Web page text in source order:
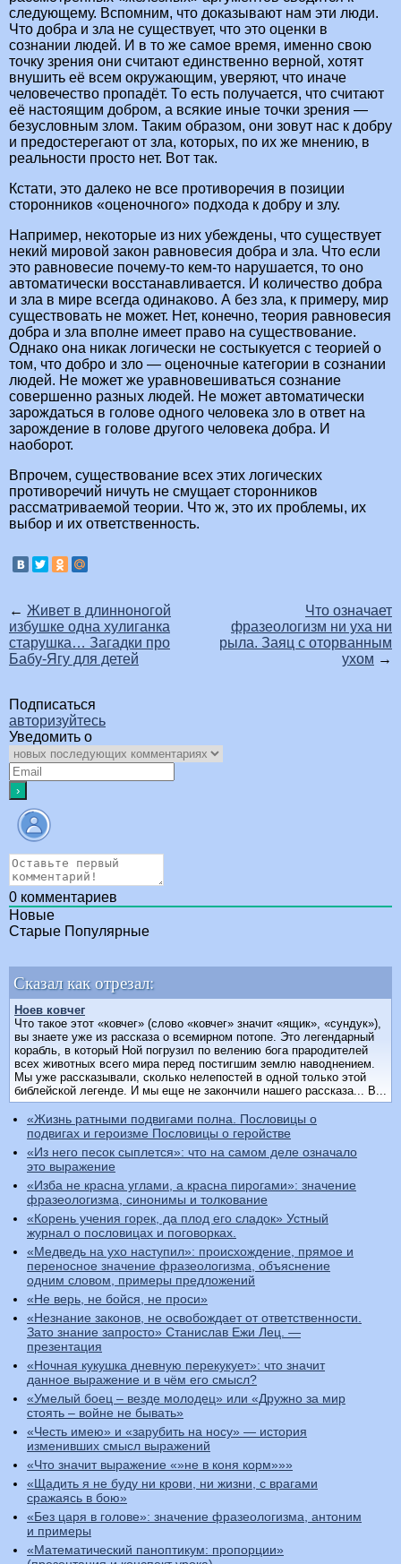
следующему. Вспомним, что доказывают нам эти люди.
Что добра и зла не существует, что это оценки в
сознании людей. И в то же самое время, именно свою
точку зрения они считают единственно верной, хотят
внушить её всем окружающим, уверяют, что иначе
человечество пропадёт. То есть получается, что считают
её настоящим добром, а всякие иные точки зрения —
безусловным злом. Таким образом, они зовут нас к добру
и предостерегают от зла, которых, по их же мнению, в
реальности просто нет. Вот так.
Кстати, это далеко не все противоречия в позиции
сторонников «оценочного» подхода к добру и злу.
Например, некоторые из них убеждены, что существует
некий мировой закон равновесия добра и зла. Что если
это равновесие почему-то кем-то нарушается, то оно
автоматически восстанавливается. И количество добра
и зла в мире всегда одинаково. А без зла, к примеру, мир
существовать не может. Нет, конечно, теория равновесия
добра и зла вполне имеет право на существование.
Однако она никак логически не состыкуется с теорией о
том, что добро и зло — оценочные категории в сознании
людей. Не может же уравновешиваться сознание
совершенно разных людей. Не может автоматически
зарождаться в голове одного человека зло в ответ на
зарождение в голове другого человека добра. И
наоборот.
Впрочем, существование всех этих логических
противоречий ничуть не смущает сторонников
рассматриваемой теории. Что ж, это их проблемы, их
выбор и их ответственность.
← Живет в длинноногой
избушке одна хулиганка
старушка… Загадки про
Бабу-Ягу для детей
Что означает
фразеологизм ни уха ни
рыла. Заяц с оторванным
ухом →
Подписаться
авторизуйтесь
Уведомить о
0 комментариев
Новые
Старые Популярные
Сказал как отрезал:
Ноев ковчег
Что такое этот «ковчег» (слово «ковчег» значит «ящик», «сундук»),
вы знаете уже из рассказа о всемирном потопе. Это легендарный
корабль, в который Ной погрузил по велению бога прародителей
всех животных всего мира перед постигшим землю наводнением.
Мы уже рассказывали, сколько нелепостей в одной только этой
библейской легенде. И мы еще не закончили нашего рассказа... В...
«Жизнь ратными подвигами полна. Пословицы о
подвигах и героизме Пословицы о геройстве
«Из него песок сыплется»: что на самом деле означало
это выражение
«Изба не красна углами, а красна пирогами»: значение
фразеологизма, синонимы и толкование
«Корень учения горек, да плод его сладок» Устный
журнал о пословицах и поговорках.
«Медведь на ухо наступил»: происхождение, прямое и
переносное значение фразеологизма, объяснение
одним словом, примеры предложений
«Не верь, не бойся, не проси»
«Незнание законов, не освобождает от ответственности.
Зато знание запросто» Станислав Ежи Лец. —
презентация
«Ночная кукушка дневную перекукует»: что значит
данное выражение и в чём его смысл?
«Умелый боец – везде молодец» или «Дружно за мир
стоять – войне не бывать»
«Честь имею» и «зарубить на носу» — история
изменивших смысл выражений
«Что значит выражение «»не в коня корм»»»
«Щадить я не буду ни крови, ни жизни, с врагами
сражаясь в бою»
«Без царя в голове»: значение фразеологизма, антоним
и примеры
«Математический паноптикум: пропорции»